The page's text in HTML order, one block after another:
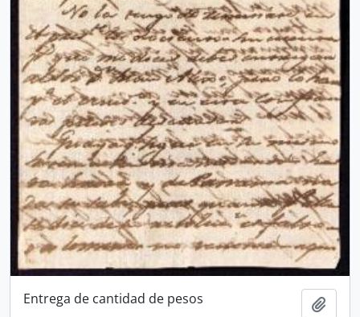
Entrega de cantidad de pesos